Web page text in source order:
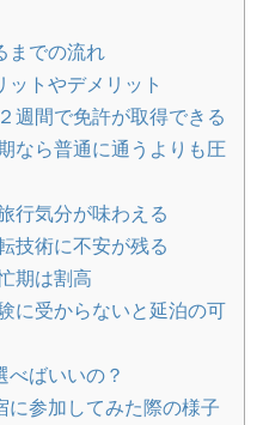
までの流れ
ットやデメリット
週間で免許が取得できる
なら普通に通うよりも圧
行気分が味わえる
技術に不安が残る
期は割高
に受からないと延泊の可
べばいいの？
に参加してみた際の様子